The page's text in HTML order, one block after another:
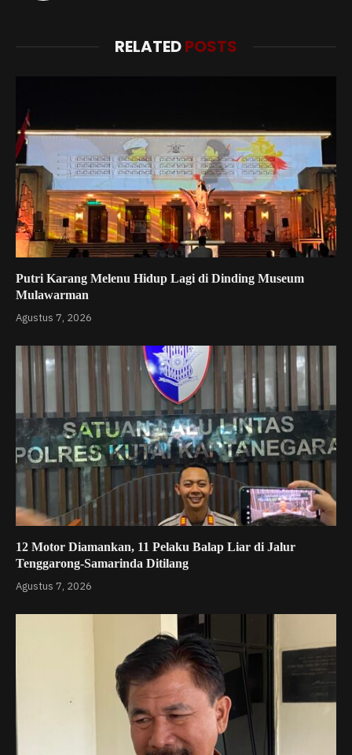
RELATEDPOSTS
Putri Karang Melenu Hidup Lagi di Dinding Museum
Mulawarman
Agustus 7, 2026
12 Motor Diamankan, 11 Pelaku Balap Liar di Jalur
Tenggarong-Samarinda Ditilang
Agustus 7, 2026